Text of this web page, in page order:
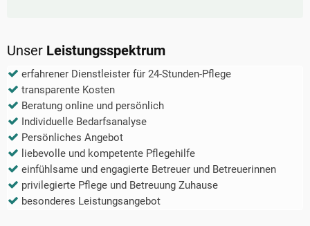
Unser Leistungsspektrum
erfahrener Dienstleister für 24-Stunden-Pflege
transparente Kosten
Beratung online und persönlich
Individuelle Bedarfsanalyse
Persönliches Angebot
liebevolle und kompetente Pflegehilfe
einfühlsame und engagierte Betreuer und Betreuerinnen
privilegierte Pflege und Betreuung Zuhause
besonderes Leistungsangebot